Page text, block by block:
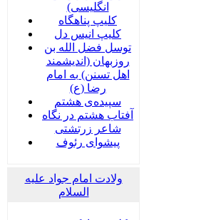
انگلیسی)
کلیپ پناهگاه
کلیپ انیس دل
توسل فضل الله بن
روزبهان (اندیشمند
اهل تسنن) به امام
رضا (ع)
سپیده‌ی هشتم
آفتاب هشتم در نگاه
شاعر زرتشتی
پیشوای رئوف
ولادت امام جواد علیه
السلام